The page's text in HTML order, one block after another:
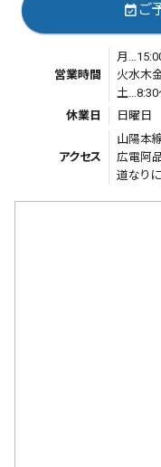
event_availableご
営業時間
月
火水木
土…8:30
休業日
日曜日
アクセス
山陽本
広電阿
道なり